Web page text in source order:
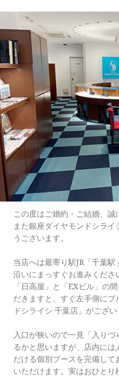
この度はご婚約・ご結婚、誠
また銀座ダイヤモンドシラ
うございます。
当店へは最寄り駅JR「千葉
沿いにまっすぐお進みくだ
「日高屋」と「EXビル」の
だきますと、すぐ左手側に
ドシライシ 千葉店」がござい
入口が狭いので一見「入り
るかと思いますが、店内に
だける個別ブースを完備し
いただけます。実はおひと